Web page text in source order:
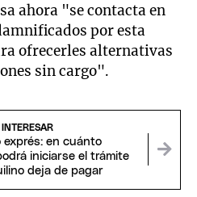
ahora "se contacta en
por esta
ofrecerles alternativas
sin cargo".
exprés: en cuánto
iniciarse el trámite
deja de pagar